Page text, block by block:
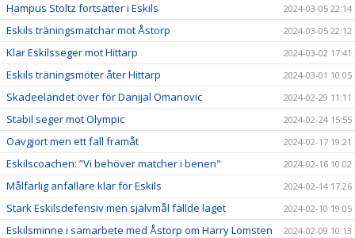
Hampus Stoltz fortsätter i Eskils 2024-03-05 22:14
Eskils träningsmatchar mot Åstorp 2024-03-05 22:12
Klar Eskilsseger mot Hittarp 2024-03-02 17:41
Eskils träningsmöter åter Hittarp 2024-03-01 10:05
Skadeeländet över för Danijal Omanovic 2024-02-29 11:11
Stabil seger mot Olympic 2024-02-24 15:55
Oavgjort men ett fall framåt 2024-02-17 19:21
Eskilscoachen: ”Vi behöver matcher i benen" 2024-02-16 10:02
Målfarlig anfallare klar för Eskils 2024-02-14 17:26
Stark Eskilsdefensiv men självmål fällde laget 2024-02-10 19:05
Eskilsminne i samarbete med Åstorp om Harry Lomsten 2024-02-09 10:13